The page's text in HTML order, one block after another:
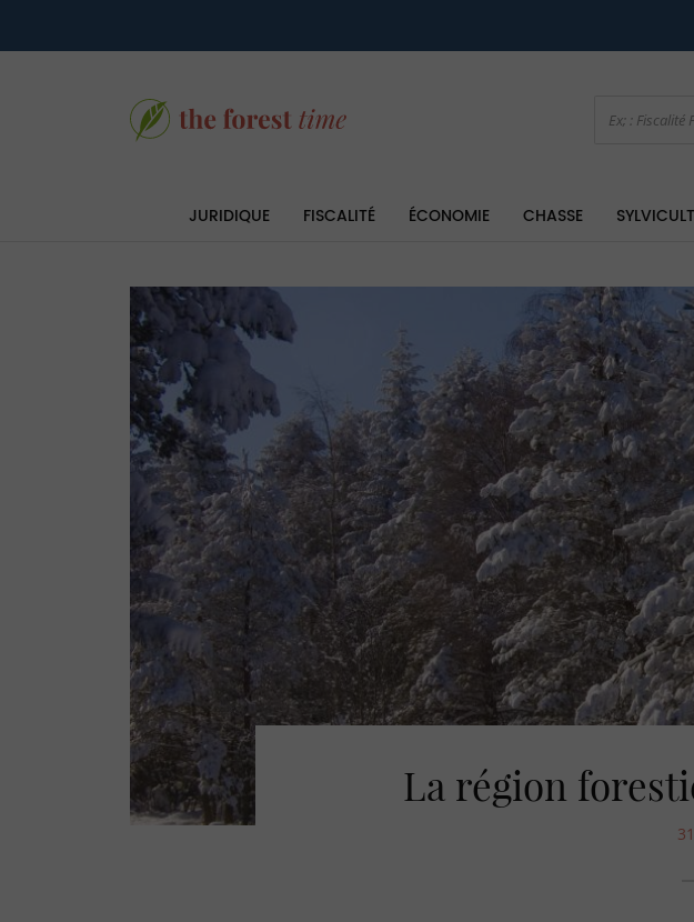
JURIDIQUE FISCALITÉ ÉCONOMIE CHASSE
La région